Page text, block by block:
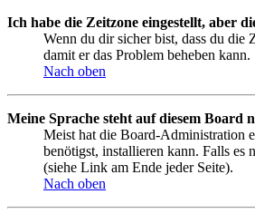
Ich habe die Zeitzone eingestellt, aber
Wenn du dir sicher bist, dass du die
damit er das Problem beheben kann.
Nach oben
Meine Sprache steht auf diesem Board
Meist hat die Board-Administration
benötigst, installieren kann. Falls es
(siehe Link am Ende jeder Seite).
Nach oben